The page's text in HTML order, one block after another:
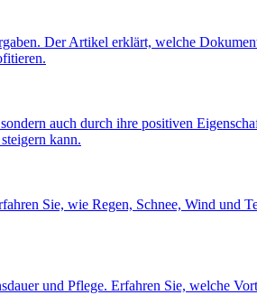
Der Artikel erklärt, welche
auch durch ihre positiven
kann.
Sie, wie Regen, Schnee, Wind und
und Pflege. Erfahren Sie, welche